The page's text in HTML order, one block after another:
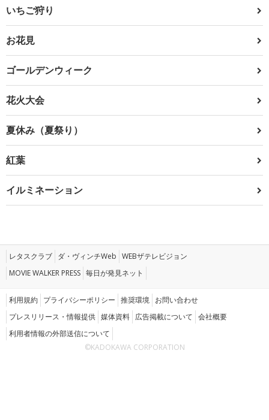
いちご狩り
お花見
ゴールデンウィーク
花火大会
夏休み（夏祭り）
紅葉
イルミネーション
レタスクラブ ダ・ヴィンチWeb WEBザテレビジョン
MOVIE WALKER PRESS 毎日が発見ネット
利用規約 プライバシーポリシー 推奨環境 お問い合わせ
プレスリリース・情報提供 媒体資料 広告掲載について 会社概要
利用者情報の外部送信について
©KADOKAWA CORPORATION